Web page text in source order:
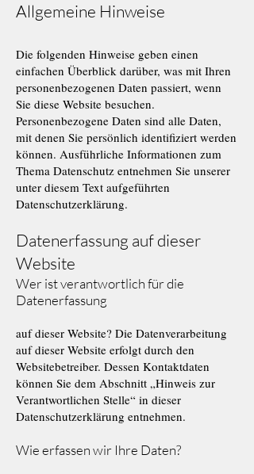
Allgemeine Hinweise
Die folgenden Hinweise geben einen
einfachen Überblick darüber, was mit Ihren
personenbezogenen Daten passiert, wenn
Sie diese Website besuchen.
Personenbezogene Daten sind alle Daten,
mit denen Sie persönlich identifiziert werden
können. Ausführliche Informationen zum
Thema Datenschutz entnehmen Sie unserer
unter diesem Text aufgeführten
Datenschutzerklärung.
Datenerfassung auf dieser
Website
Wer ist verantwortlich für die
Datenerfassung
auf dieser Website? Die Datenverarbeitung
auf dieser Website erfolgt durch den
Websitebetreiber. Dessen Kontaktdaten
können Sie dem Abschnitt „Hinweis zur
Verantwortlichen Stelle“ in dieser
Datenschutzerklärung entnehmen.
Wie erfassen wir Ihre Daten?